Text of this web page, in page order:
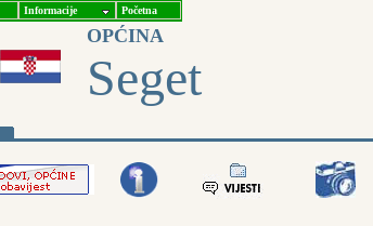
Informacije Početna
OPĆINA
Seget